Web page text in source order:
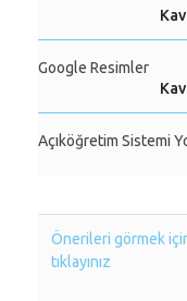
Google Resimler
Açıköğretim Sistemi
Önerileri görmek
tıklayınız